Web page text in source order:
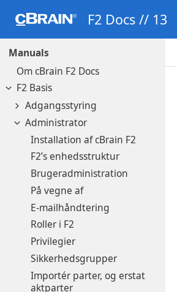
F2 Docs // 13
Manuals
Om cBrain F2 Docs
F2 Basis
Adgangsstyring
Administrator
Installation af cBrain F2
F2’s enhedsstruktur
Brugeradministration
På vegne af
E-mailhåndtering
Roller i F2
Privilegier
Sikkerhedsgrupper
Importér parter, og erstat
aktparter